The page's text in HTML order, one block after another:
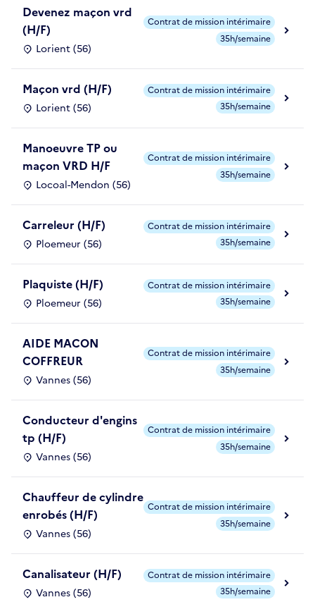
Devenez maçon vrd
(H/F)
Lorient (56)
Contrat de mission intérimaire
35h/semaine
Maçon vrd (H/F)
Lorient (56)
Contrat de mission intérimaire
35h/semaine
Manoeuvre TP ou
maçon VRD H/F
Locoal-Mendon (56)
Contrat de mission intérimaire
35h/semaine
Carreleur (H/F)
Ploemeur (56)
Contrat de mission intérimaire
35h/semaine
Plaquiste (H/F)
Ploemeur (56)
Contrat de mission intérimaire
35h/semaine
AIDE MACON
COFFREUR
Vannes (56)
Contrat de mission intérimaire
35h/semaine
Conducteur d'engins
tp (H/F)
Vannes (56)
Contrat de mission intérimaire
35h/semaine
Chauffeur de cylindre
enrobés (H/F)
Vannes (56)
Contrat de mission intérimaire
35h/semaine
Canalisateur (H/F)
Vannes (56)
Contrat de mission intérimaire
35h/semaine